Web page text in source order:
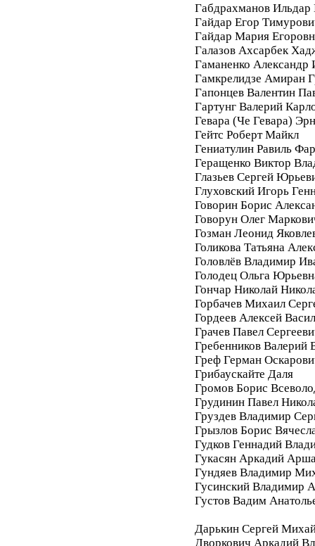
Габдрахманов Ильдар
Гайдар Егор
Гайдар Мария
Галазов Ахсарбек
Гаманенко Александр
Гамкрелидзе Амиран
Гапонцев Валентин
Гартунг Валерий
Гевара (Че Гевара)
Гейтс Роберт Майкл
Гениатулин Равиль
Геращенко Виктор
Глазьев Сергей
Глуховский Игорь
Говорин Борис
Говорун Олег
Гозман Леонид
Голикова Татьяна
Головлёв Владимир
Голодец Ольга
Гончар Николай
Горбачев Михаил
Гордеев Алексей
Грачев Павел
Гребенников Валерий
Греф Герман
Грибаускайте Даля
Громов Борис
Грудинин Павел
Груздев Владимир
Грызлов Борис
Гудков Геннадий
Гукасян Аркадий
Гундяев Владимир
Гусинский Владимир
Густов Вадим
Дарькин Сергей
Дворкович Аркадий